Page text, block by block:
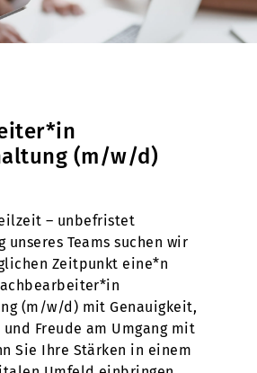
(m/w/d)
– unbefristet
unseres Teams suchen wir
Zeitpunkt eine*n
(m/w/d) mit Genauigkeit,
Freude am Umgang mit
Sie Ihre Stärken in einem